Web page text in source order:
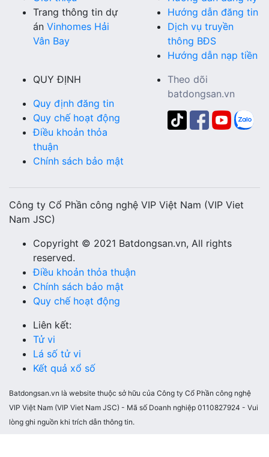
Trang thông tin dự
án Vinhomes Hải
Vân Bay
Hướng dẫn đăng tin
Dịch vụ truyền
thông BĐS
Hướng dẫn nạp tiền
QUY ĐỊNH
Quy định đăng tin
Quy chế hoạt động
Điều khoản thỏa
thuận
Chính sách bảo mật
Theo dõi
batdongsan.vn
Công ty Cổ Phần công nghệ VIP Việt Nam (VIP Viet
Nam JSC)
Copyright © 2021 Batdongsan.vn, All rights
reserved.
Điều khoản thỏa thuận
Chính sách bảo mật
Quy chế hoạt động
Liên kết:
Tử vi
Lá số tử vi
Kết quả xổ số
Batdongsan.vn là website thuộc sở hữu của Công ty Cổ Phần công nghệ
VIP Việt Nam (VIP Viet Nam JSC) - Mã số Doanh nghiệp 0110827924 - Vui
lòng ghi nguồn khi trích dẫn thông tin.